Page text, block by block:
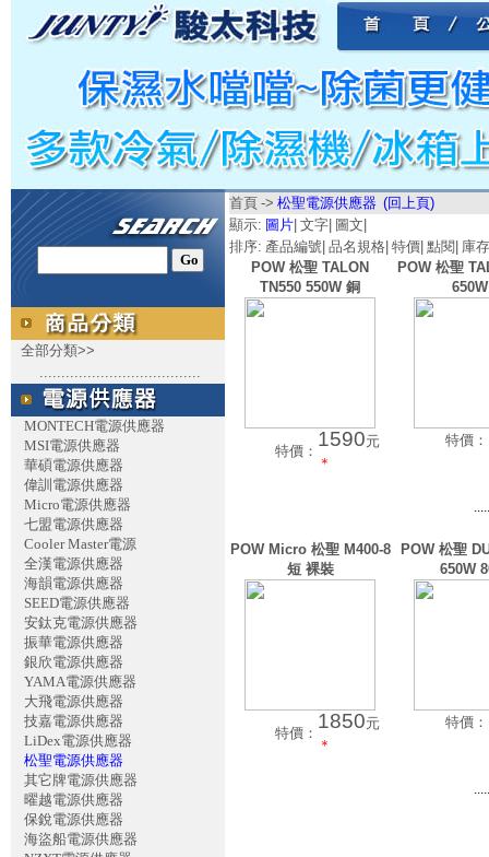
全部分類>>
.....................................
MONTECH電源供應器
MSI電源供應器
華碩電源供應器
偉訓電源供應器
Micro電源供應器
七盟電源供應器
Cooler Master電源
全漢電源供應器
海韻電源供應器
SEED電源供應器
安鈦克電源供應器
振華電源供應器
銀欣電源供應器
YAMA電源供應器
大飛電源供應器
技嘉電源供應器
LiDex電源供應器
松聖電源供應器
其它牌電源供應器
曜越電源供應器
保銳電源供應器
海盜船電源供應器
首頁 -> 松聖電源供應器 (回上頁)
顯示: 圖片 文字 圖文
排序: 產品編號 品名規格 特價 點閱 庫
POW 松聖 TALON
TN550 550W 銅
特價：
1590元
＊
POW 松聖
特價：
POW Micro 松聖 M400-8
短 裸裝
特價：
1850元
＊
POW 松聖
650W
特價：